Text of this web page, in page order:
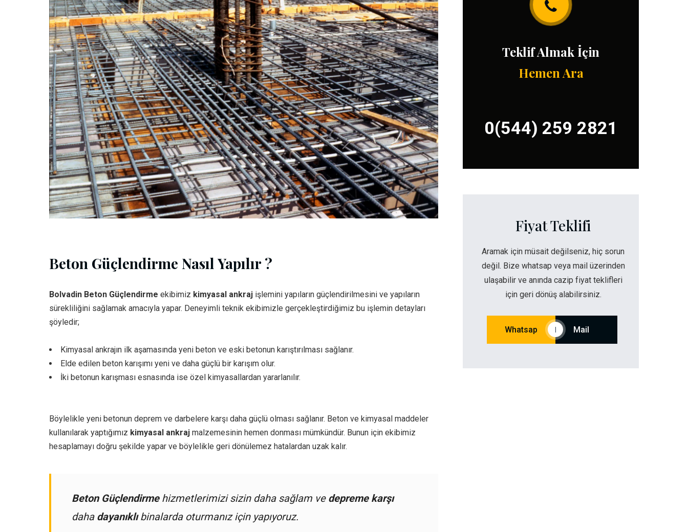
Beton Güçlendirme Nasıl Yapılır ?
Bolvadin Beton Güçlendirme ekibimiz kimyasal ankraj işlemini yapıların güçlendirilmesini ve yapıların
sürekliliğini sağlamak amacıyla yapar. Deneyimli teknik ekibimizle gerçekleştirdiğimiz bu işlemin detayları
şöyledir;
Kimyasal ankrajın ilk aşamasında yeni beton ve eski betonun karıştırılması sağlanır.
Elde edilen beton karışımı yeni ve daha güçlü bir karışım olur.
İki betonun karışması esnasında ise özel kimyasallardan yararlanılır.
Böylelikle yeni betonun deprem ve darbelere karşı daha güçlü olması sağlanır. Beton ve kimyasal maddeler
kullanılarak yaptığımız kimyasal ankraj malzemesinin hemen donması mümkündür. Bunun için ekibimiz
hesaplamayı doğru şekilde yapar ve böylelikle geri dönülemez hatalardan uzak kalır.
Beton Güçlendirmehizmetlerimizi sizin daha sağlam ve depreme karşı
daha dayanıklıbinalarda oturmanız için yapıyoruz.
Teklif Almak İçin
Hemen Ara
0(544) 259 2821
Fiyat Teklifi
Aramak için müsait değilseniz, hiç sorun
değil. Bize whatsap veya mail üzerinden
ulaşabilir ve anında cazip fiyat teklifleri
için geri dönüş alabilirsiniz.
Whatsap Mail